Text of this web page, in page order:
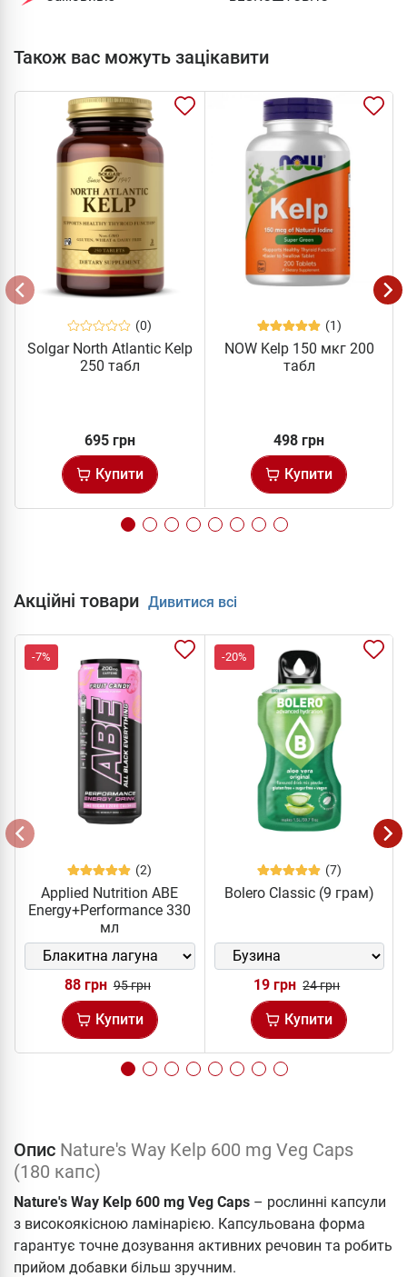
Також вас можуть зацікавити
(0)
Solgar North Atlantic Kelp
250 табл
695 грн
Купити
(1)
NOW Kelp 150 мкг 200
табл
498 грн
Купити
Акційні товари Дивитися всі
-7%
(2)
Applied Nutrition ABE
Energy+Performance 330
мл
88 грн 95 грн
Купити
-20%
(7)
Bolero Classic (9 грам)
19 грн 24 грн
Купити
Опис Nature's Way Kelp 600 mg Veg Caps
(180 капс)
Nature's Way Kelp 600 mg Veg Caps – рослинні капсули
з високоякісною ламінарією. Капсульована форма
гарантує точне дозування активних речовин та робить
прийом добавки більш зручним.